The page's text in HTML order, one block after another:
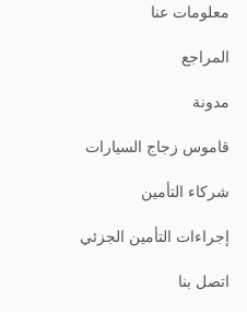
معلومات عنا
المراجع
مدونة
قاموس زجاج السيارات
شركاء التأمين
إجراءات التأمين الجزئي
اتصل بنا